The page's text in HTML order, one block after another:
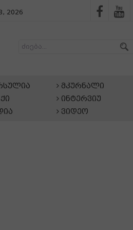
2026
მკურნალი
ინტერვიუ
ვიდეო